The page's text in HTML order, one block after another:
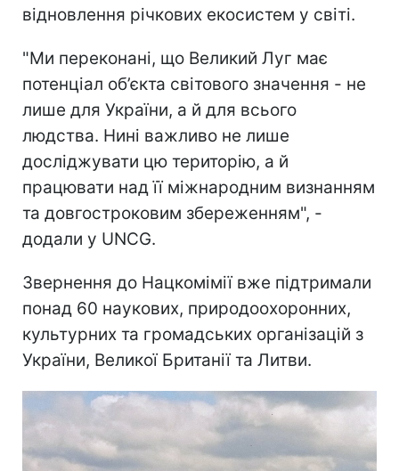
відновлення річкових екосистем у світі.
"Ми переконані, що Великий Луг має
потенціал об’єкта світового значення - не
лише для України, а й для всього
людства. Нині важливо не лише
досліджувати цю територію, а й
працювати над її міжнародним визнанням
та довгостроковим збереженням", -
додали у UNCG.
Звернення до Нацкомімії вже підтримали
понад 60 наукових, природоохоронних,
культурних та громадських організацій з
України, Великої Британії та Литви.